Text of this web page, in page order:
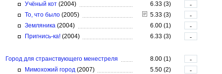
Учёный кот (2004) 6.33 (3)
-
То, что было (2005) 5.33 (3)
-
Земляника (2004) 6.00 (1)
-
Пригнись-ка! (2004) 6.33 (3) -
Город для странствующего менестреля 8.00 (1)
-
Мимохожий город (2007) 5.50 (2)
-